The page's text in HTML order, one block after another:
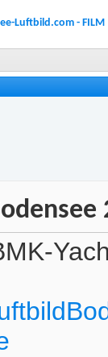
Luftbild.com - FILM